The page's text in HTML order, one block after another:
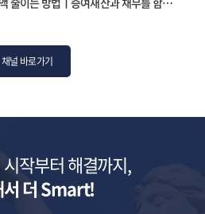
채널 바로가기
작부터 해결까지,
서 더 Smart!